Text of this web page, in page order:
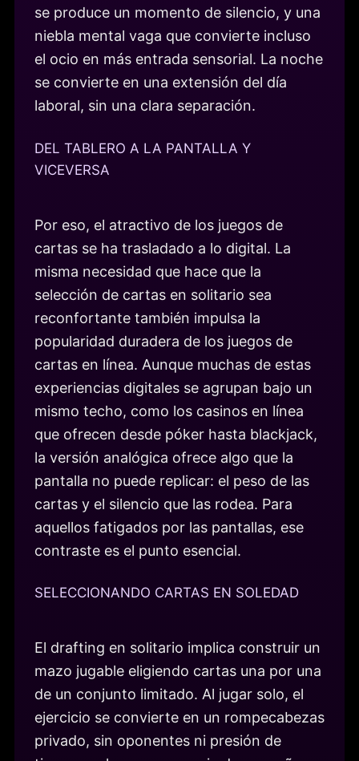
se produce un momento de silencio, y una
niebla mental vaga que convierte incluso
el ocio en más entrada sensorial. La noche
se convierte en una extensión del día
laboral, sin una clara separación.
DEL TABLERO A LA PANTALLA Y
VICEVERSA
Por eso, el atractivo de los juegos de
cartas se ha trasladado a lo digital. La
misma necesidad que hace que la
selección de cartas en solitario sea
reconfortante también impulsa la
popularidad duradera de los juegos de
cartas en línea. Aunque muchas de estas
experiencias digitales se agrupan bajo un
mismo techo, como los casinos en línea
que ofrecen desde póker hasta blackjack,
la versión analógica ofrece algo que la
pantalla no puede replicar: el peso de las
cartas y el silencio que las rodea. Para
aquellos fatigados por las pantallas, ese
contraste es el punto esencial.
SELECCIONANDO CARTAS EN SOLEDAD
El drafting en solitario implica construir un
mazo jugable eligiendo cartas una por una
de un conjunto limitado. Al jugar solo, el
ejercicio se convierte en un rompecabezas
privado, sin oponentes ni presión de